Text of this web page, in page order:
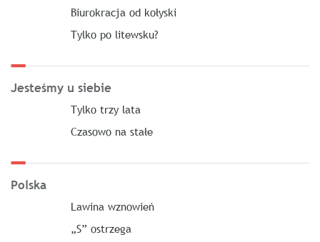
Biurokracja od kołyski
Tylko po litewsku?
Jesteśmy u siebie
Tylko trzy lata
Czasowo na stałe
Polska
Lawina wznowień
„S” ostrzega